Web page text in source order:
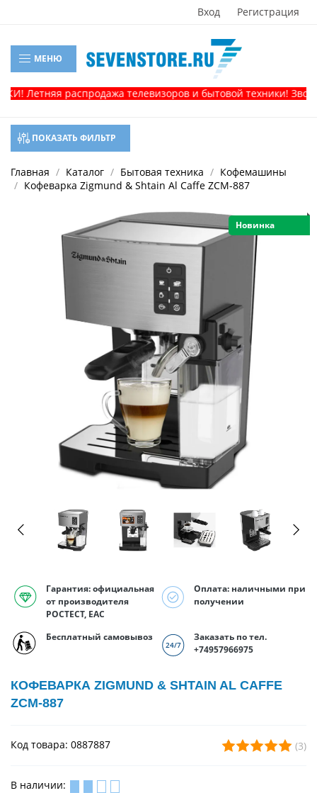
Вход Регистрация
МЕНЮ
Летняя распродажа телевизоров и бытовой техники!
ПОКАЗАТЬ ФИЛЬТР
Главная Каталог Бытовая техника
Кофемашины
Кофеварка Zigmund & Shtain Al Caffe ZCM-887
Новинка
Гарантия: официальная
от производителя
РОСТЕСТ, EAC
Оплата: наличными при
получении
Бесплатный самовывоз
Заказать по тел.
+74957966975
КОФЕВАРКА ZIGMUND & SHTAIN AL CAFFE
ZCM-887
Код товара: 0887887 (3)
В наличии: